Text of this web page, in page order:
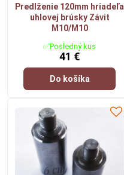
Predlženie 120mm hriadeľa
uhlovej brúsky Závit
M10/M10
✅Posledný kus
41 €
Do košíka